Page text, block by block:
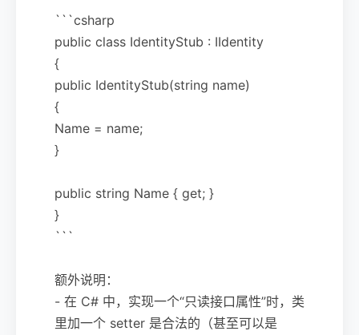
```csharp
public class IdentityStub : IIdentity
{
public IdentityStub(string name)
{
Name = name;
}
public string Name { get; }
}
```
额外说明：
- 在 C# 中，实现一个“只读接口属性”时，类
里加一个 setter 是合法的（甚至可以是